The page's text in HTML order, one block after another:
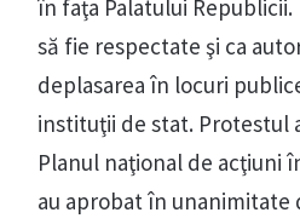
în faţa Palatului
să fie respectate şi ca
deplasarea în locuri
instituţii de stat. Protestul
Planul naţional de acţiuni
au aprobat în unanimitate